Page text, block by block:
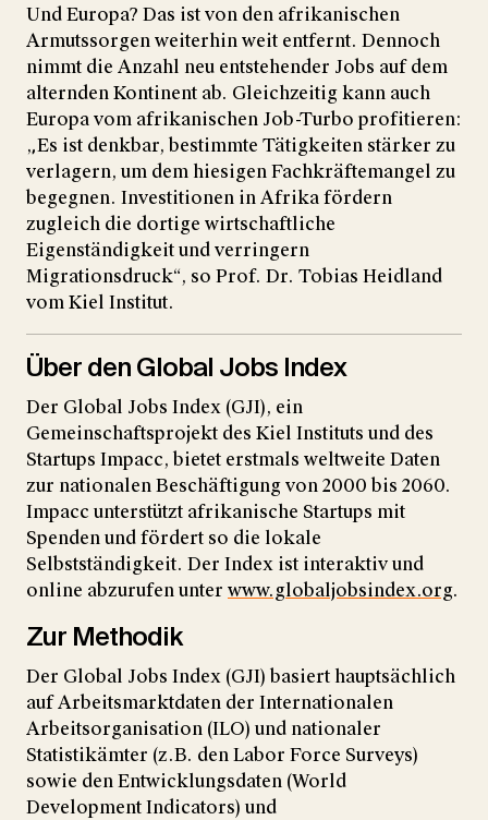
Und Europa? Das ist von den afrikanischen
Armutssorgen weiterhin weit entfernt. Dennoch
nimmt die Anzahl neu entstehender Jobs auf dem
alternden Kontinent ab. Gleichzeitig kann auch
Europa vom afrikanischen Job-Turbo profitieren:
„Es ist denkbar, bestimmte Tätigkeiten stärker zu
verlagern, um dem hiesigen Fachkräftemangel zu
begegnen. Investitionen in Afrika fördern
zugleich die dortige wirtschaftliche
Eigenständigkeit und verringern
Migrationsdruck“, so Prof. Dr. Tobias Heidland
vom Kiel Institut.
Über den Global Jobs Index
Der Global Jobs Index (GJI), ein
Gemeinschaftsprojekt des Kiel Instituts und des
Startups Impacc, bietet erstmals weltweite Daten
zur nationalen Beschäftigung von 2000 bis 2060.
Impacc unterstützt afrikanische Startups mit
Spenden und fördert so die lokale
Selbstständigkeit. Der Index ist interaktiv und
online abzurufen unter www.globaljobsindex.org.
Zur Methodik
Der Global Jobs Index (GJI) basiert hauptsächlich
auf Arbeitsmarktdaten der Internationalen
Arbeitsorganisation (ILO) und nationaler
Statistikämter (z.B. den Labor Force Surveys)
sowie den Entwicklungsdaten (World
Development Indicators) und